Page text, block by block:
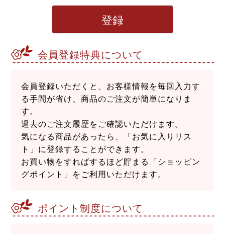
登録
会員登録特典について
会員登録いただくと、お客様情報を毎回入力す
る手間が省け、商品のご注文が簡単になりま
す。
過去のご注文履歴をご確認いただけます。
気になる商品があったら、「お気に入りリス
ト」に登録することができます。
お買い物をすればするほど貯まる「ショッピン
グポイント」をご利用いただけます。
ポイント制度について